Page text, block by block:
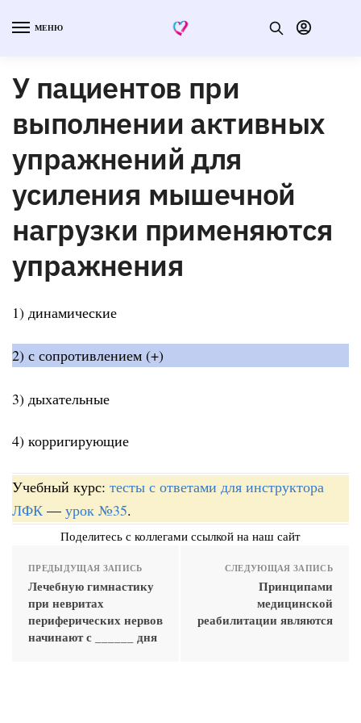
МЕНЮ
У пациентов при
выполнении активных
упражнений для
усиления мышечной
нагрузки применяются
упражнения
1) динамические
2) с сопротивлением (+)
3) дыхательные
4) корригирующие
Учебный курс: тесты с ответами для инструктора
ЛФК — урок №35.
Поделитесь с коллегами ссылкой на наш сайт
ПРЕДЫДУЩАЯ ЗАПИСЬ
Лечебную гимнастику
при невритах
периферических нервов
начинают с ______ дня
СЛЕДУЮЩАЯ ЗАПИСЬ
Принципами
медицинской
реабилитации являются